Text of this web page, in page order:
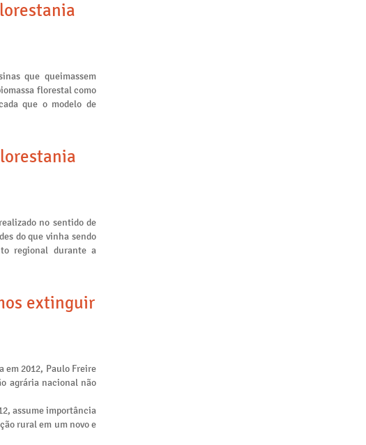
que queimassem
florestal como
que o modelo de
no sentido de
do que vinha sendo
regional durante a
extinguir
em 2012, Paulo Freire
agrária nacional não
assume importância
rural em um novo e